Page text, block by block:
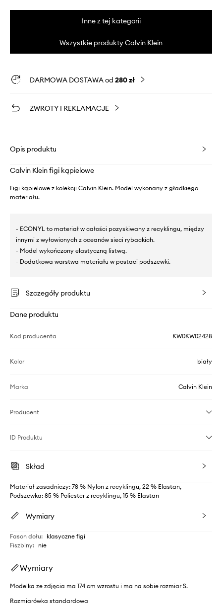
Inne z tej kategorii
Wszystkie produkty Calvin Klein
DARMOWA DOSTAWA od 280 zł
ZWROTY I REKLAMACJE
Opis produktu
Calvin Klein figi kąpielowe
Figi kąpielowe z kolekcji Calvin Klein. Model wykonany z gładkiego
materiału.
- ECONYL to materiał w całości pozyskiwany z recyklingu, między
innymi z wyłowionych z oceanów sieci rybackich.
- Model wykończony elastyczną listwą.
- Dodatkowa warstwa materiału w postaci podszewki.
Szczegóły produktu
Dane produktu
Kod producenta KW0KW02428
Kolor biały
Marka Calvin Klein
Producent
ID Produktu
Skład
Materiał zasadniczy: 78 % Nylon z recyklingu, 22 % Elastan,
Podszewka: 85 % Poliester z recyklingu, 15 % Elastan
Wymiary
Fason dołu: klasyczne figi
Fiszbiny: nie
Wymiary
Modelka ze zdjęcia ma 174 cm wzrostu i ma na sobie rozmiar S.
Rozmiarówka standardowa